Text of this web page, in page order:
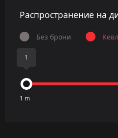
Распространение на
Без брони
1
1 m